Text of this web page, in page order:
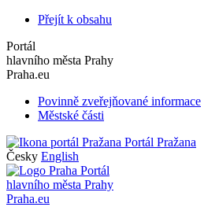
Přejít k obsahu
Portál
hlavního města Prahy
Praha.eu
Povinně zveřejňované informace
Městské části
Portál Pražana
Česky English
Portál
hlavního města Prahy
Praha.eu